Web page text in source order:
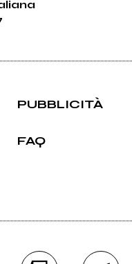
PUBBLICITÀ
FAQ